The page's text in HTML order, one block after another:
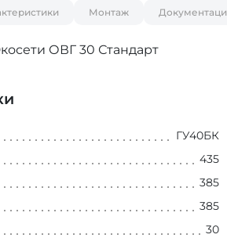
Монтаж
ОВГ 30 Стандарт
ГУ40БК
435
385
385
30